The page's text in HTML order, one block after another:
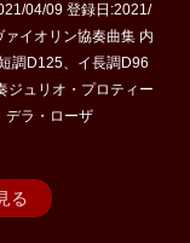
04/09 登録日:2021/
イオリン協奏曲集 内
調D125、イ長調D96
ジュリオ・プロティー
デラ・ローザ
る